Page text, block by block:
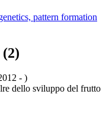
pattern formation
- )
dello sviluppo del frutto